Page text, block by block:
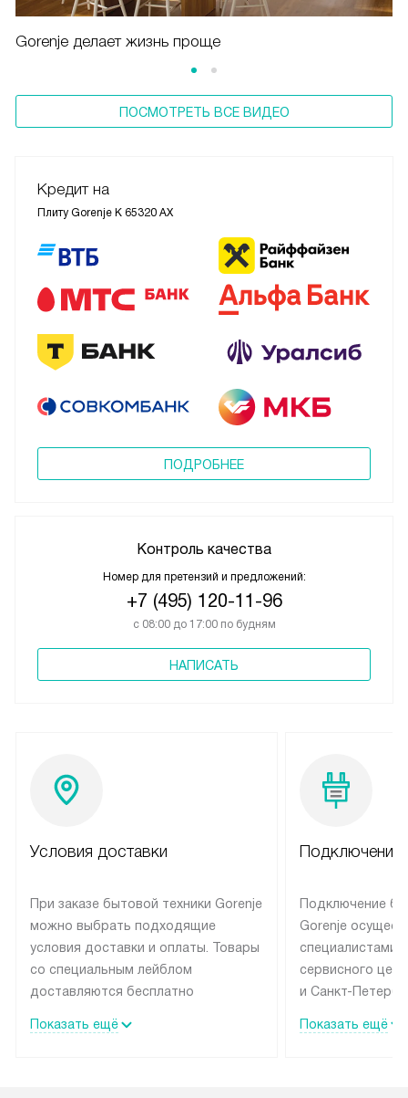
Gorenje делает жизнь проще
ПОСМОТРЕТЬ ВСЕ ВИДЕО
Кредит на
Плиту Gorenje K 65320 AX
ПОДРОБНЕЕ
Контроль качества
Номер для претензий и предложений:
+7 (495) 120-11-96
с 08:00 до 17:00 по будням
НАПИСАТЬ
Условия доставки
При заказе бытовой техники Gorenje
можно выбрать подходящие
условия доставки и оплаты. Товары
со специальным лейблом
доставляются бесплатно
до подъезда, выезд за МКАД
Показать ещё
Подключение
Подключение
Gorenje
специалистами
сервисного
и Санкт-
подключается
Показать ещё